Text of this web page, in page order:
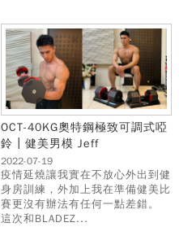
OCT-40KG奧特鋼極致可調式啞
鈴┃健美男模 Jeff
2022-07-19
疫情延燒讓我實在不放心外出到健
身房訓練，外加上我在準備健美比
賽更沒有辦法有任何一點差錯。
這次和BLADEZ...